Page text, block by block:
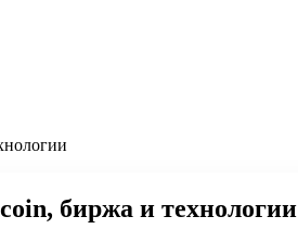
биржа и технологии